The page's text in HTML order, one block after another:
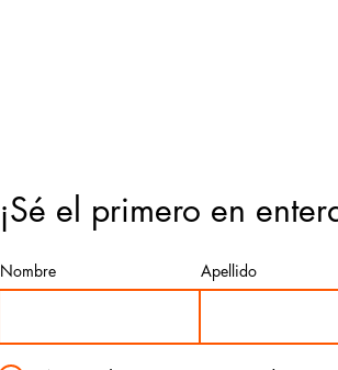
¡Sé el primero en
Nombre Apellido